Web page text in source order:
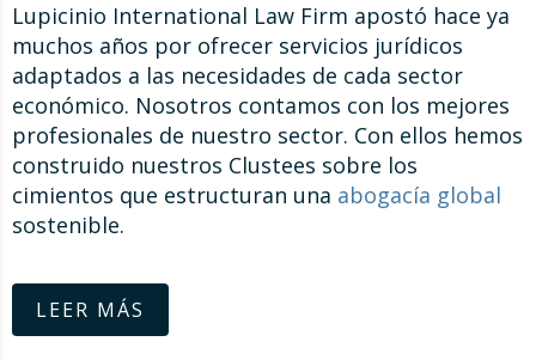
Lupicinio International Law Firm apostó hace ya
muchos años por ofrecer servicios jurídicos
adaptados a las necesidades de cada sector
económico. Nosotros contamos con los mejores
profesionales de nuestro sector. Con ellos hemos
construido nuestros Clustees sobre los
cimientos que estructuran una abogacía global
sostenible.
LEER MÁS